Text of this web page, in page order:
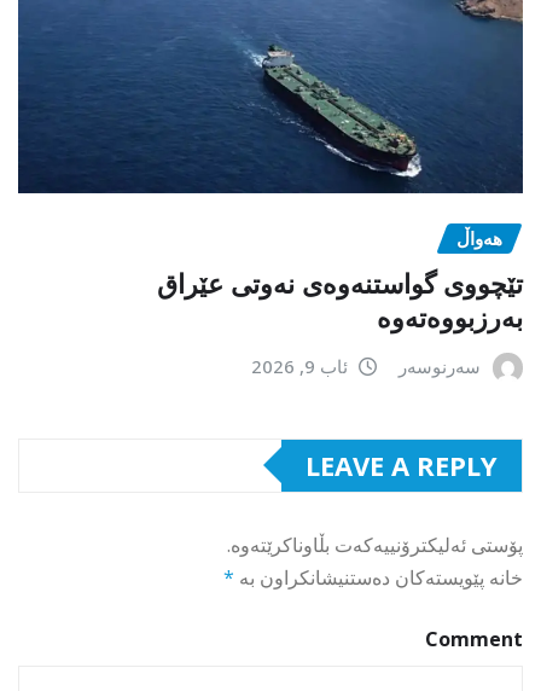
هەواڵ
تێچووی گواستنەوەی نەوتی عێراق
بەرزبووەتەوە
سەرنوسەر ئاب 9, 2026
LEAVE A REPLY
پۆستی ئەلیکترۆنییەکەت بڵاوناکرێتەوە.
خانە پێویستەکان دەستنیشانکراون بە *
Comment